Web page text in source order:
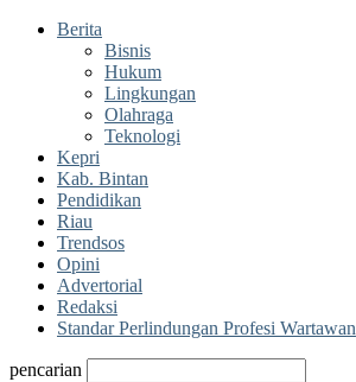
Berita
Bisnis
Hukum
Lingkungan
Olahraga
Teknologi
Kepri
Kab. Bintan
Pendidikan
Riau
Trendsos
Opini
Advertorial
Redaksi
Standar Perlindungan Profesi Wartawan
pencarian